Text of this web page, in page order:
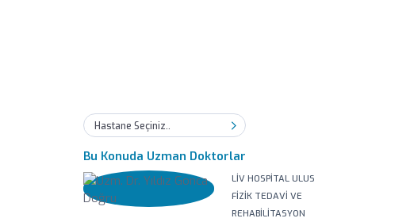
Hastane Seçiniz..
Bu Konuda Uzman Doktorlar
LIV HOSPITAL ULUS
FIZIK TEDAVI VE
REHABILITASYON